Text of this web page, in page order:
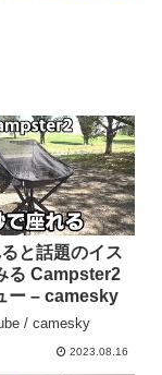
と話題のイス
る Campster2
ー – camesky
/ camesky
2023.08.16